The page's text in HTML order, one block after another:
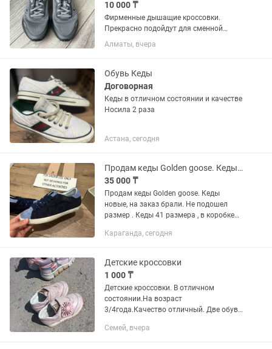
10 000 ₸
Фирменные дышащие кроссовки.
Прекрасно подойдут для сменной
обуви, для физкультуры. Носили
буквально пару раз. Состояние
Decathlon за дорого) Сетка у этого
бренда не...
Алматы, вчера
Обувь Кеды
Договорная
Кеды в отличном состоянии и качестве
Носила 2 раза
Астана, сегодня
Продам кеды Golden goose. Кеды новые, на заказ брали. Не подошел размер .
35 000 ₸
Продам кеды Golden goose. Кеды
новые, на заказ брали. Не подошел
размер . Кеды 41 размера , в коробке
35.000тг. Торг уместен.
Караганда, сегодня
Детские кроссовки
1 000 ₸
Детские кроссовки. В отличном
состоянии.На возраст
3/4года.Качество отличный. Две обуви
Семей, вчера